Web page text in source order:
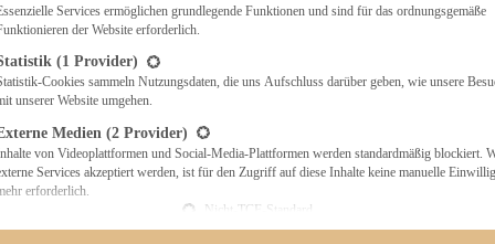
Services ermöglichen grundlegende Funktionen und sind für das ordnungsgemäße
der Website erforderlich.
(1 Provider)
Cookies sammeln Nutzungsdaten, die uns Aufschluss darüber geben, wie unsere
unserer Website umgehen.
Medien (2 Provider)
von Videoplattformen und Social-Media-Plattformen werden standardmäßig blockiert.
Services akzeptiert werden, ist für den Zugriff auf diese Inhalte keine manuelle
erforderlich.
Nicht-TCF-Standard